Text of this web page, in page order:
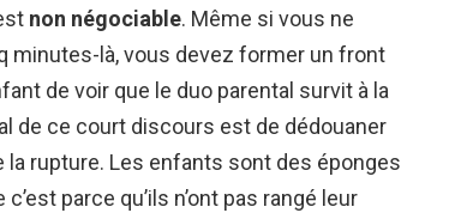
non négociable. Même si vous ne
minutes-là, vous devez former un front
de voir que le duo parental survit à la
de ce court discours est de dédouaner
la rupture. Les enfants sont des éponges
parce qu’ils n’ont pas rangé leur